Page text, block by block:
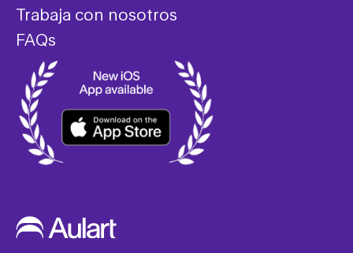
Trabaja con nosotros
FAQs